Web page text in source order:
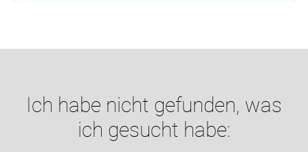
Ich habe nicht gefunden, was
ich gesucht habe: